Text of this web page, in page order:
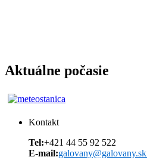
Aktuálne počasie
Kontakt
Tel:+421 44 55 92 522
E-mail:galovany@galovany.sk